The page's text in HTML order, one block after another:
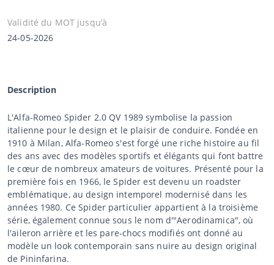
Validité du MOT jusqu’à
24-05-2026
Description
L'Alfa-Romeo Spider 2.0 QV 1989 symbolise la passion
italienne pour le design et le plaisir de conduire. Fondée en
1910 à Milan, Alfa-Romeo s'est forgé une riche histoire au fil
des ans avec des modèles sportifs et élégants qui font battre
le cœur de nombreux amateurs de voitures. Présenté pour la
première fois en 1966, le Spider est devenu un roadster
emblématique, au design intemporel modernisé dans les
années 1980. Ce Spider particulier appartient à la troisième
série, également connue sous le nom d'"Aerodinamica", où
l'aileron arrière et les pare-chocs modifiés ont donné au
modèle un look contemporain sans nuire au design original
de Pininfarina.